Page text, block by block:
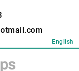
English